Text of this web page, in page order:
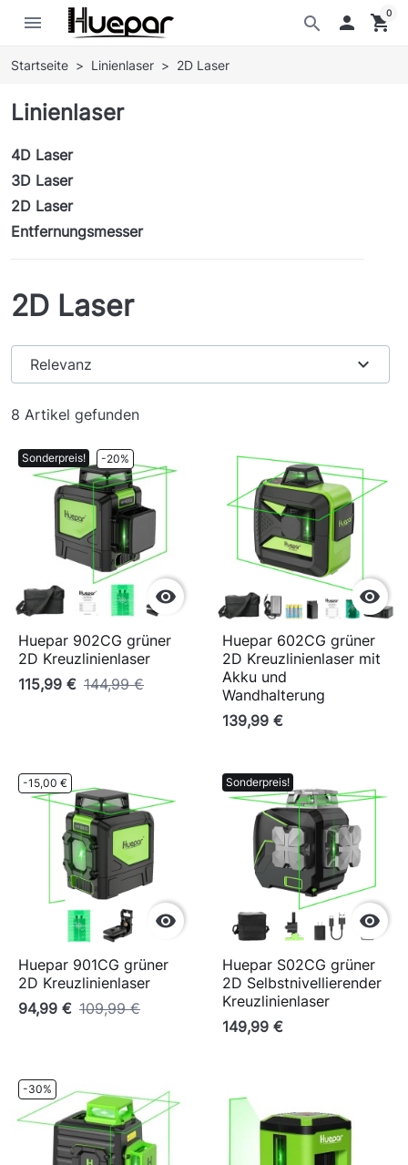
menu search  shopping_cart
0
Startseite Linienlaser 2D Laser
Linienlaser
4D Laser
3D Laser
2D Laser
Entfernungsmesser
2D Laser
8 Artikel gefunden
Relevanz expand_more
Sonderpreis! -20%

Huepar 902CG grüner
2D Kreuzlinienlaser
115,99 € 144,99 €

Huepar 602CG grüner
2D Kreuzlinienlaser mit
Akku und
Wandhalterung
139,99 €
-15,00 €

Huepar 901CG grüner
2D Kreuzlinienlaser
94,99 € 109,99 €
Sonderpreis!

Huepar S02CG grüner
2D Selbstnivellierender
Kreuzlinienlaser
149,99 €
-30%